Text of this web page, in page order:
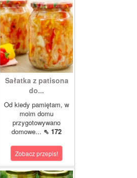
Sałatka z patisona
do...
Od kiedy pamiętam, w
moim domu
przygotowywano
domowe... ⇖ 172
Zobacz przepis!